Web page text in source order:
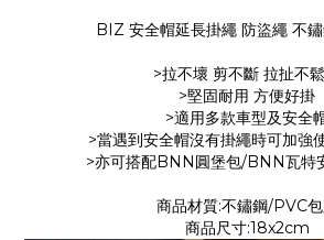
BIZ 安全帽延長掛繩 防盜繩 不
>拉不壞 剪不斷 拉扯不
>堅固耐用 方便好掛
>適用多款車型及安全
>當遇到安全帽沒有掛繩時可加強
>亦可搭配BNN圓堡包/BNN瓦特
商品材質:不鏽鋼/PVC
商品尺寸:18x2cm